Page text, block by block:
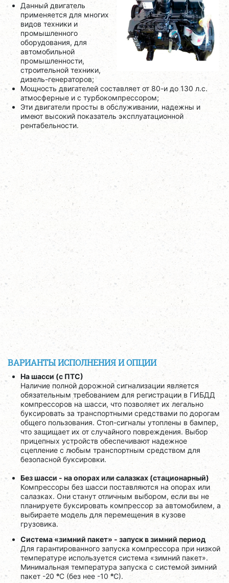
Данный двигатель
применяется для многих
видов техники и
промышленного
оборудования, для
автомобильной
промышленности,
строительной техники,
дизель-генераторов;
Мощность двигателей составляет от 80-и до 130 л.с.
атмосферные и с турбокомпрессором;
Эти двигатели просты в обслуживании, надежны и
имеют высокий показатель эксплуатационной
рентабельности.
ВАРИАНТЫ ИСПОЛНЕНИЯ И ОПЦИИ
На шасси (с ПТС)
Наличие полной дорожной сигнализации является
обязательным требованием для регистрации в ГИБДД
компрессоров на шасси, что позволяет их легально
буксировать за транспортными средствами по дорогам
общего пользования. Стоп-сигналы утоплены в бампер,
что защищает их от случайного повреждения. Выбор
прицепных устройств обеспечивают надежное
сцепление с любым транспортным средством для
безопасной буксировки.
Без шасси - на опорах или салазках (стационарный)
Компрессоры без шасси поставляются на опорах или
салазках. Они станут отличным выбором, если вы не
планируете буксировать компрессор за автомобилем, а
выбираете модель для перемещения в кузове
грузовика.
Система «зимний пакет» - запуск в зимний период
Для гарантированного запуска компрессора при низкой
температуре используется система «зимний пакет».
Минимальная температура запуска с системой зимний
пакет -20°C (без нее -10 °C).